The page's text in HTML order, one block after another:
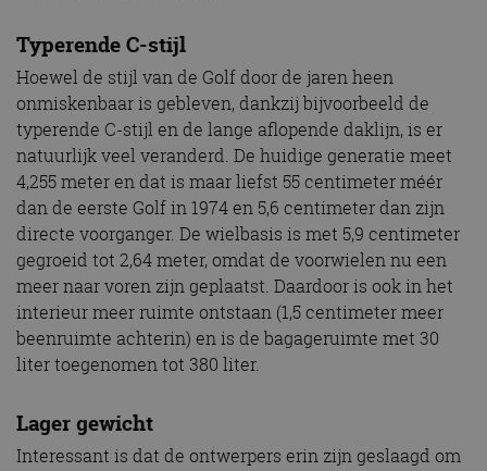
Typerende C-stijl
Hoewel de stijl van de Golf door de jaren heen
onmiskenbaar is gebleven, dankzij bijvoorbeeld de
typerende C-stijl en de lange aflopende daklijn, is er
natuurlijk veel veranderd. De huidige generatie meet
4,255 meter en dat is maar liefst 55 centimeter méér
dan de eerste Golf in 1974 en 5,6 centimeter dan zijn
directe voorganger. De wielbasis is met 5,9 centimeter
gegroeid tot 2,64 meter, omdat de voorwielen nu een
meer naar voren zijn geplaatst. Daardoor is ook in het
interieur meer ruimte ontstaan (1,5 centimeter meer
beenruimte achterin) en is de bagageruimte met 30
liter toegenomen tot 380 liter.
Lager gewicht
Interessant is dat de ontwerpers erin zijn geslaagd om